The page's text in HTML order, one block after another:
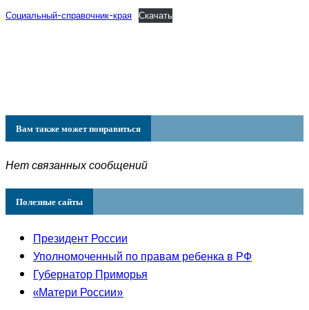
Социальный-справочник-края Скачать
Вам также может понравиться
Нет связанных сообщений
Полезные сайты
Президент России
Уполномоченный по правам ребенка в РФ
Губернатор Приморья
«Матери России»